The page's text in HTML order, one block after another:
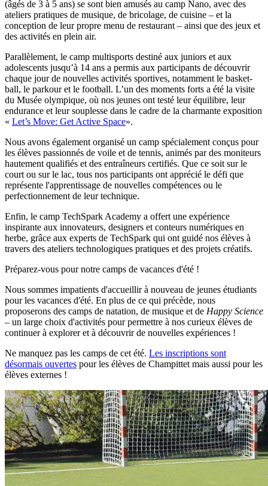
(âgés de 3 à 5 ans) se sont bien amusés au camp Nano, avec des
ateliers pratiques de musique, de bricolage, de cuisine – et la
conception de leur propre menu de restaurant – ainsi que des jeux et
des activités en plein air.
Parallèlement, le camp multisports destiné aux juniors et aux
adolescents jusqu’à 14 ans a permis aux participants de découvrir
chaque jour de nouvelles activités sportives, notamment le basket-
ball, le parkour et le football. L’un des moments forts a été la visite
du Musée olympique, où nos jeunes ont testé leur équilibre, leur
endurance et leur souplesse dans le cadre de la charmante exposition
« Let’s Move: Get Active Space».
Nous avons également organisé un camp spécialement conçus pour
les élèves passionnés de voile et de tennis, animés par des moniteurs
hautement qualifiés et des entraîneurs certifiés. Que ce soit sur le
court ou sur le lac, tous nos participants ont apprécié le défi que
représente l'apprentissage de nouvelles compétences ou le
perfectionnement de leur technique.
Enfin, le camp TechSpark Academy a offert une expérience
inspirante aux innovateurs, designers et conteurs numériques en
herbe, grâce aux experts de TechSpark qui ont guidé nos élèves à
travers des ateliers technologiques pratiques et des projets créatifs.
Préparez-vous pour notre camps de vacances d'été !
Nous sommes impatients d'accueillir à nouveau de jeunes étudiants
pour les vacances d'été. En plus de ce qui précède, nous
proposerons des camps de natation, de musique et de Happy Science
– un large choix d'activités pour permettre à nos curieux élèves de
continuer à explorer et à découvrir de nouvelles expériences !
Ne manquez pas les camps de cet été. Les inscriptions sont
désormais ouvertes pour les élèves de Champittet mais aussi pour les
élèves externes !